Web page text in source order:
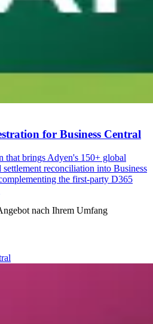
for Business Central
that brings Adyen's 150+ global
reconciliation into Business
the first-party D365
nach Ihrem Umfang